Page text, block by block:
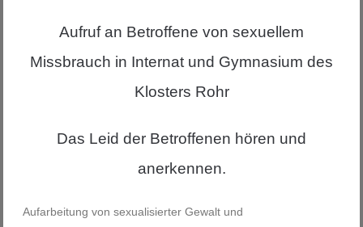
Aufruf an Betroffene von sexuellem
Missbrauch in Internat und Gymnasium des
Klosters Rohr
Das Leid der Betroffenen hören und
anerkennen.
Aufarbeitung von sexualisierter Gewalt und